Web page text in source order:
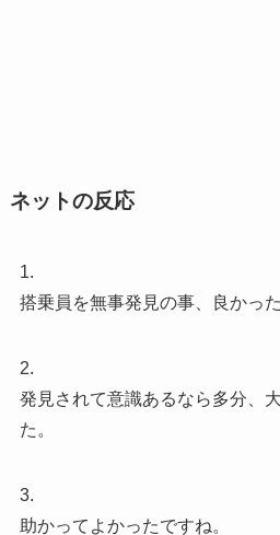
ネットの反応
1.
搭乗員を無事発見の事、良かった
2.
発見されて意識あるなら多分、
た。
3.
助かってよかったですね。